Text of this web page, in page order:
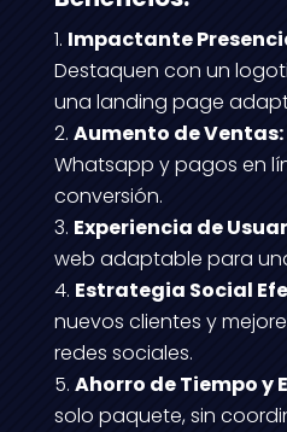
Impactante
Destaquen con un
una landing page
Aumento de Ventas:
Whatsapp y pagos en
conversión.
Experiencia de
web adaptable para
Estrategia Social
nuevos clientes y
redes sociales.
Ahorro de Tiempo y
solo paquete, sin